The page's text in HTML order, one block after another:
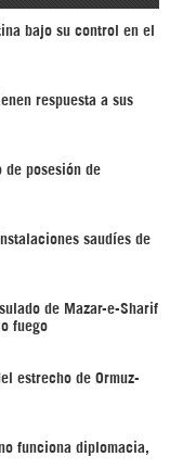
bajo su control en el
respuesta a sus
de posesión de
saudíes de
de Mazar-e-Sharif
fuego
estrecho de Ormuz-
funciona diplomacia,